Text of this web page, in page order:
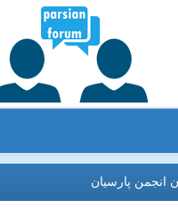
انجمن پارسیان